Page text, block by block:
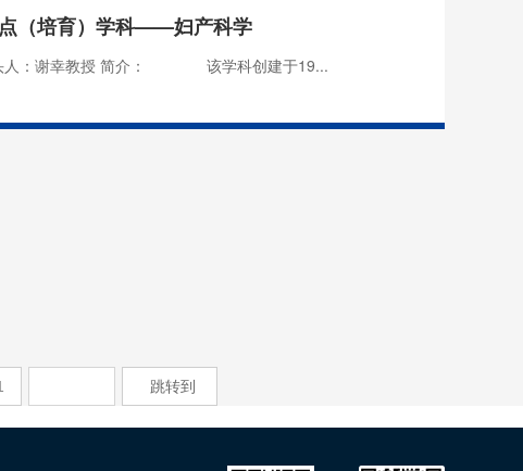
（培育）学科——妇产科学
人：谢幸教授 简介： 该学科创建于19...
跳转到